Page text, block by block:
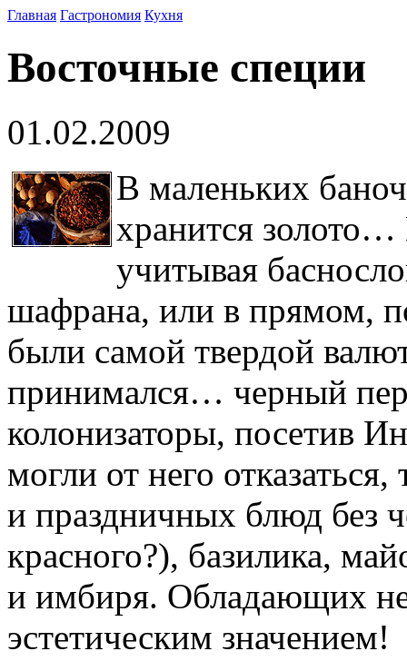
Главная Гастрономия Кухня
Восточные специи
01.02.2009
В маленьких
хранится
учитывая
шафрана, или в прямом,
были самой твердой
принимался… черный
колонизаторы, посетив
могли от него
и праздничных блюд без
красного?), базилика,
и имбиря. Обладающих
эстетическим значением!